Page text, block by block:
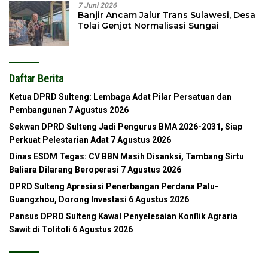
7 Juni 2026
Banjir Ancam Jalur Trans Sulawesi, Desa
Tolai Genjot Normalisasi Sungai
Daftar Berita
Ketua DPRD Sulteng: Lembaga Adat Pilar Persatuan dan
Pembangunan 7 Agustus 2026
Sekwan DPRD Sulteng Jadi Pengurus BMA 2026-2031, Siap
Perkuat Pelestarian Adat 7 Agustus 2026
Dinas ESDM Tegas: CV BBN Masih Disanksi, Tambang Sirtu
Baliara Dilarang Beroperasi 7 Agustus 2026
DPRD Sulteng Apresiasi Penerbangan Perdana Palu-
Guangzhou, Dorong Investasi 6 Agustus 2026
Pansus DPRD Sulteng Kawal Penyelesaian Konflik Agraria
Sawit di Tolitoli 6 Agustus 2026